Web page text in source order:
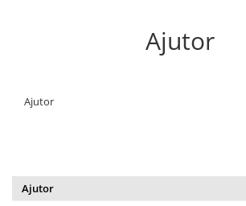
Revival Ultraviolet BlondeAjutor
Ajutor
Ajutor